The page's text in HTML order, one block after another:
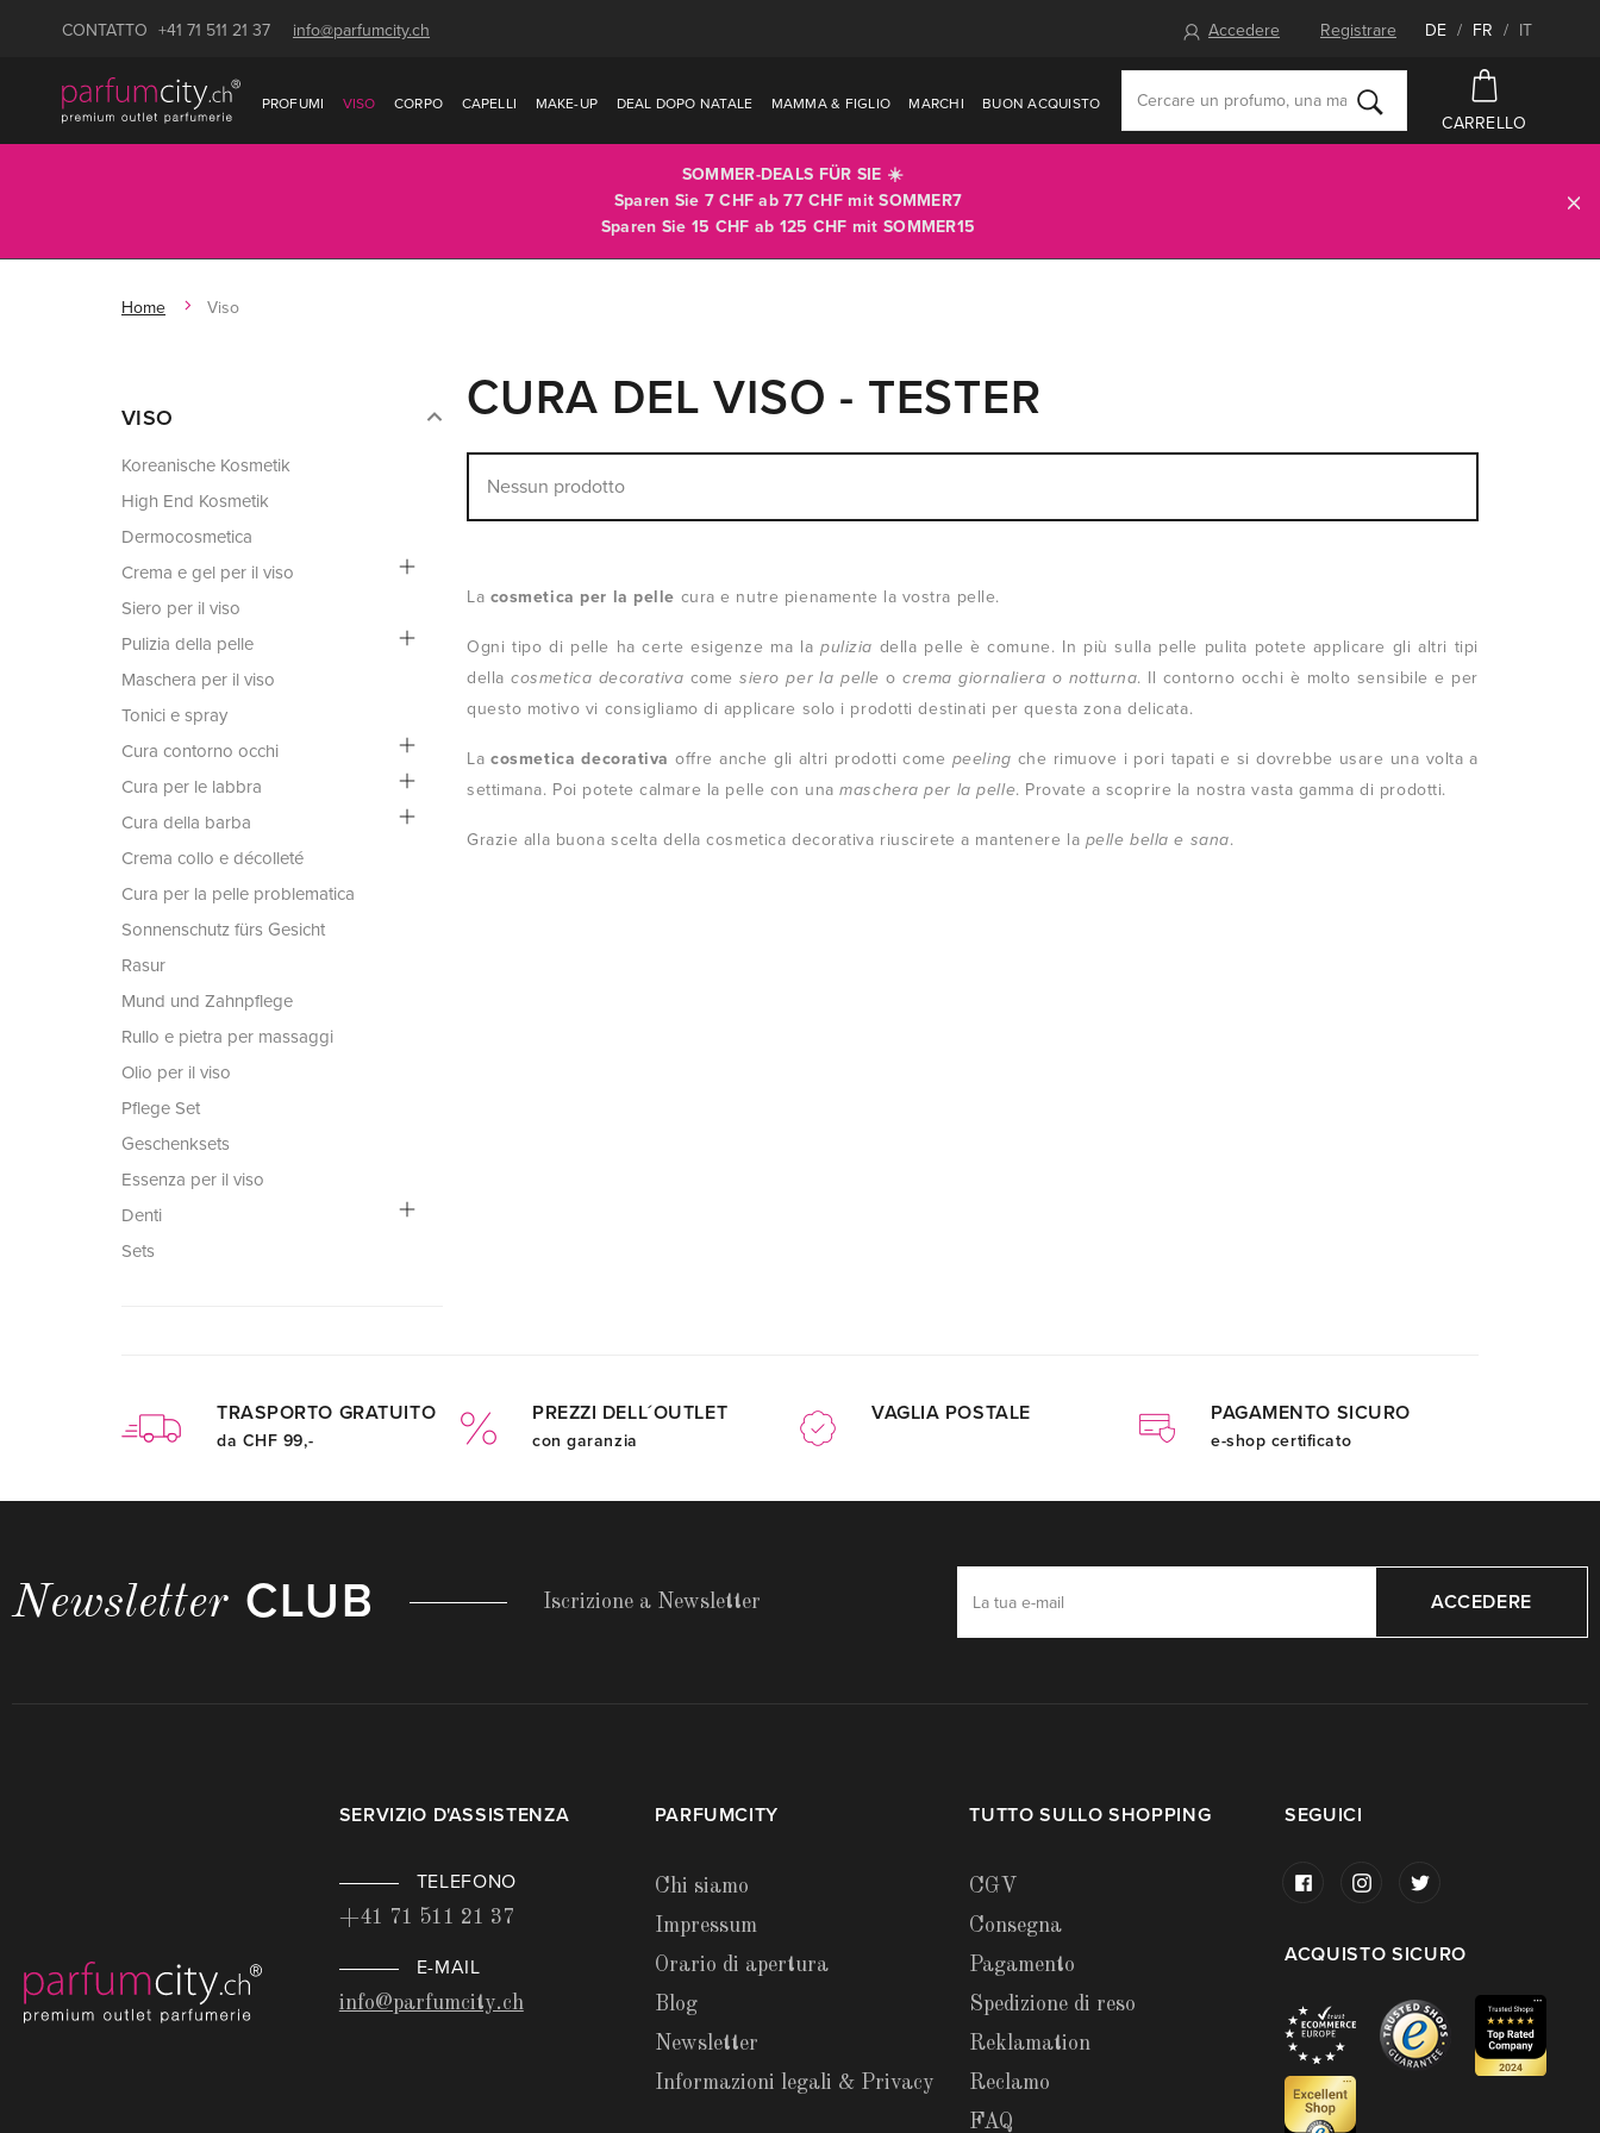
CONTATTO +41 71 511 21 37 info@parfumcity.ch Accedere Registrare DE / FR / IT
PROFUMI VISO CORPO CAPELLI MAKE-UP DEAL DOPO NATALE MAMMA & FIGLIO MARCHI BUON ACQUISTO
CARRELLO
SOMMER-DEALS FÜR SIE ☀️
Sparen Sie 7 CHF ab 77 CHF mitSOMMER7
Sparen Sie 15 CHF ab 125 CHF mit SOMMER15
Home Viso
VISO
Koreanische Kosmetik
High End Kosmetik
Dermocosmetica
Crema e gel per il viso
Siero per il viso
Pulizia della pelle
Maschera per il viso
Tonici e spray
Cura contorno occhi
Cura per le labbra
Cura della barba
Crema collo e décolleté
Cura per la pelle problematica
Sonnenschutz fürs Gesicht
Rasur
Mund und Zahnpflege
Rullo e pietra per massaggi
Olio per il viso
Pflege Set
Geschenksets
Essenza per il viso
Denti
Sets
CURA DEL VISO - TESTER
Nessun prodotto
La cosmetica per la pelle cura e nutre pienamente la vostra pelle.
Ogni tipo di pelle ha certe esigenze ma lapulizia della pelle è comune. In più sulla pelle pulita potete applicare gli altri tipi
dellacosmetica decorativa comesiero per la pelle ocrema giornaliera o notturna. Il contorno occhi è molto sensibile e per
questo motivo vi consigliamo di applicare solo i prodotti destinati per questa zona delicata.
Lacosmetica decorativa offre anche gli altri prodotti come peeling che rimuove i pori tapati e si dovrebbe usare una volta a
settimana. Poi potete calmare la pelle con unamaschera per la pelle. Provate a scoprire la nostra vasta gamma di prodotti.
Grazie alla buona scelta della cosmetica decorativa riuscirete a mantenere la pelle bella e sana.
TRASPORTO GRATUITO
da CHF 99,-
PREZZI DELL´OUTLET
con garanzia
VAGLIA POSTALE PAGAMENTO SICURO
e-shop certificato
Newsletter CLUB Iscrizione a Newsletter ACCEDERE
SERVIZIO D'ASSISTENZA
TELEFONO
+41 71 511 21 37
E-MAIL
info@parfumcity.ch
PARFUMCITY
Chi siamo
Impressum
Orario di apertura
Blog
Newsletter
Informazioni legali & Privacy
TUTTO SULLO SHOPPING
CGV
Consegna
Pagamento
Spedizione di reso
Reklamation
Reclamo
FAQ
SEGUICI
ACQUISTO SICURO